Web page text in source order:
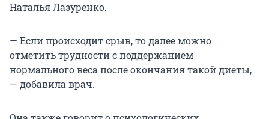
Наталья Лазуренко.
— Если происходит срыв, то далее можно
отметить трудности с поддержанием
нормального веса после окончания такой диеты,
— добавила врач.